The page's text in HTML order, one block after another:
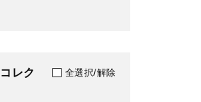
レク
全選択/解除